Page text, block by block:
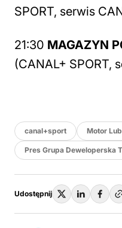
SPORT, serwis
21:30 MAGAZYN
(CANAL+ SPORT,
canal+sport Motor
Pres Grupa Deweloperska
Udostępnij